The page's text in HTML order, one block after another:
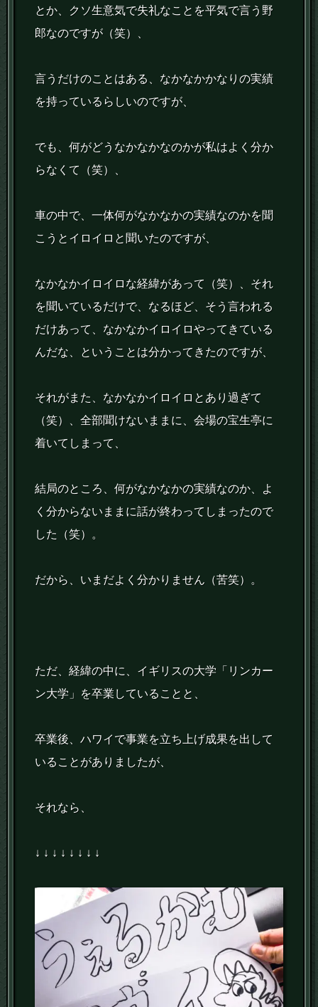
とか、クソ生意気で失礼なことを平気で言う野
郎なのですが（笑）、
言うだけのことはある、なかなかかなりの実績
を持っているらしいのですが、
でも、何がどうなかなかなのかが私はよく分か
らなくて（笑）、
車の中で、一体何がなかなかの実績なのかを聞
こうとイロイロと聞いたのですが、
なかなかイロイロな経緯があって（笑）、それ
を聞いているだけで、なるほど、そう言われる
だけあって、なかなかイロイロやってきている
んだな、ということは分かってきたのですが、
それがまた、なかなかイロイロとあり過ぎて
（笑）、全部聞けないままに、会場の宝生亭に
着いてしまって、
結局のところ、何がなかなかの実績なのか、よ
く分からないままに話が終わってしまったので
した（笑）。
だから、いまだよく分かりません（苦笑）。
ただ、経緯の中に、イギリスの大学「リンカー
ン大学」を卒業していることと、
卒業後、ハワイで事業を立ち上げ成果を出して
いることがありましたが、
それなら、
↓ ↓ ↓ ↓ ↓ ↓ ↓ ↓